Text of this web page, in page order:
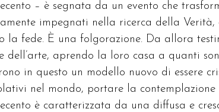
– è segnata da un evento che
impegnati nella ricerca della
la fede. È una folgorazione. Da allora
dell’arte, aprendo la loro casa a quanti
in questo un modello nuovo di essere
nel mondo, portare la
è caratterizzata da una diffusa e